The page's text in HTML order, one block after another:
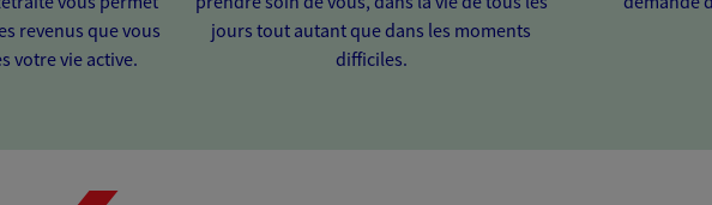
revenus que vous
votre vie active.
jours tout autant que dans les moments
difficiles.